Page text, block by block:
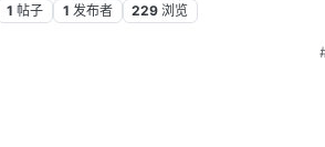
1 帖子 1 发布者 229 浏览